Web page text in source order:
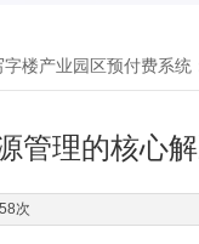
字楼产业园区预付费系
管理的核心
次